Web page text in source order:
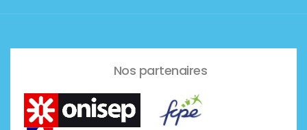
Nos partenaires